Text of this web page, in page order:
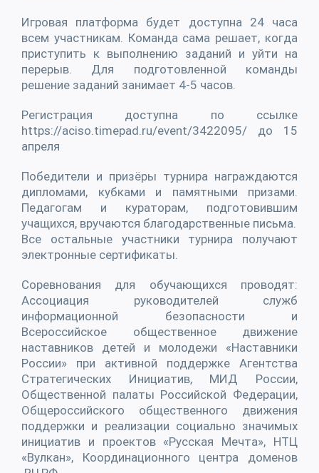
Игровая платформа будет доступна 24 часа
всем участникам. Команда сама решает, когда
приступить к выполнению заданий и уйти на
перерыв. Для подготовленной команды
решение заданий занимает 4-5 часов.
Регистрация доступна по ссылке
https://aciso.timepad.ru/event/3422095/ до 15
апреля
Победители и призёры турнира награждаются
дипломами, кубками и памятными призами.
Педагогам и кураторам, подготовившим
учащихся, вручаются благодарственные письма.
Все остальные участники турнира получают
электронные сертификаты.
Соревнования для обучающихся проводят:
Ассоциация руководителей служб
информационной безопасности и
Всероссийское общественное движение
наставников детей и молодежи «Наставники
России» при активной поддержке Агентства
Стратегических Инициатив, МИД России,
Общественной палаты Российской Федерации,
Общероссийского общественного движения
поддержки и реализации социально значимых
инициатив и проектов «Русская Мечта», НТЦ
«Вулкан», Координационного центра доменов